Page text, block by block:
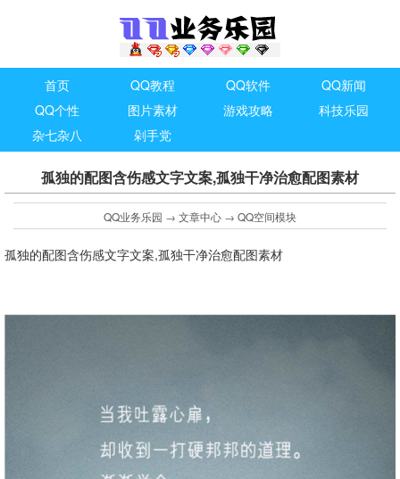
首页 QQ教程 QQ软件
QQ新闻
QQ个性
图片素材 游戏攻略
科技乐园
杂七杂八
剁手党
孤独的配图含伤感文字文案,孤独干净治愈配图素材
QQ业务乐园 → 文章中心 → QQ空间模块
孤独的配图含伤感文字文案,孤独干净治愈配图素材